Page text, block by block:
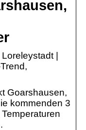
|
Goarshausen,
kommenden 3